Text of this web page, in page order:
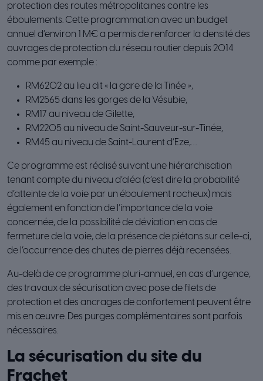
protection des routes métropolitaines contre les
éboulements. Cette programmation avec un budget
annuel d’environ 1 M€ a permis de renforcer la densité des
ouvrages de protection du réseau routier depuis 2014
comme par exemple :
RM6202 au lieu dit « la gare de la Tinée »,
RM2565 dans les gorges de la Vésubie,
RM17 au niveau de Gilette,
RM2205 au niveau de Saint-Sauveur-sur-Tinée,
RM45 au niveau de Saint-Laurent d’Eze,…
Ce programme est réalisé suivant une hiérarchisation
tenant compte du niveau d’aléa (c’est dire la probabilité
d’atteinte de la voie par un éboulement rocheux) mais
également en fonction de l’importance de la voie
concernée, de la possibilité de déviation en cas de
fermeture de la voie, de la présence de piétons sur celle-ci,
de l’occurrence des chutes de pierres déjà recensées.
Au-delà de ce programme pluri-annuel, en cas d’urgence,
des travaux de sécurisation avec pose de filets de
protection et des ancrages de confortement peuvent être
mis en œuvre. Des purges complémentaires sont parfois
nécessaires.
La sécurisation du site du
Frachet